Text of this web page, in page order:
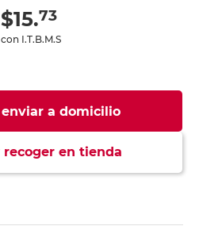
$15.73
con I.T.B.M.S
a domicilio
en tienda